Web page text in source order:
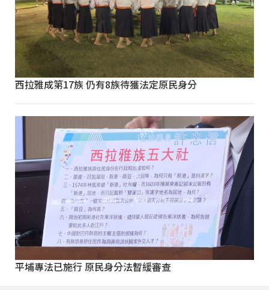
西拉雅成第17族 仍有8族待獲法定原民身分
平埔專法已施行 原民身分法暫緩審查